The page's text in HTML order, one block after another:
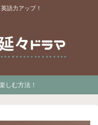
語力アップ！
しむ方法！